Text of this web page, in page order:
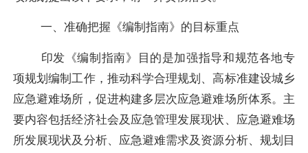
一、准确把握《编制指南》的目标重点
印发《编制指南》目的是加强指导和规范各地专
项规划编制工作，推动科学合理规划、高标准建设城乡
应急避难场所，促进构建多层次应急避难场所体系。主
要内容包括经济社会及应急管理发展现状、应急避难场
所发展现状及分析、应急避难需求及资源分析、规划目